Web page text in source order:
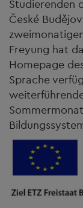
Studierenden
České
Freyung hat
Homepage
Sprache